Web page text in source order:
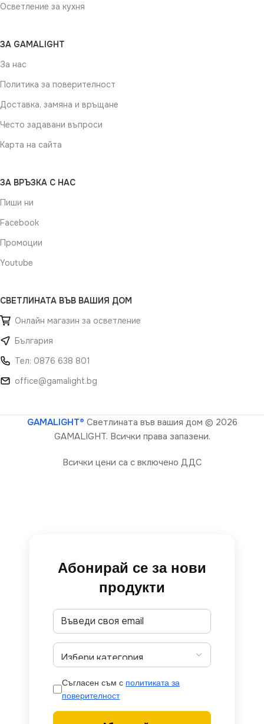
Осветление за кухня
ЗА GAMALIGHT
За нас
Политика за поверителност
Доставка, замяна и връщане
Често задавани въпроси
Карта на сайта
ЗА ВРЪЗКА С НАС
Пиши ни
Facebook
Промоции
Youtube
СВЕТЛИНАТА ВЪВ ВАШИЯ ДОМ
Онлайн магазин за осветление
България
Тел: 0876 638 801
office@gamalight.bg
GAMALIGHT® Светлината във вашия дом © 2026
GAMALIGHT. Всички права запазени.
Всички цени са с включено ДДС
Абонирай се за нови
продукти
Съгласен съм с политиката за
поверителност